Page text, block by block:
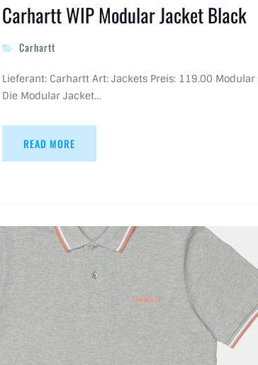
Carhartt WIP Modular Jacket Black
Carhartt
Lieferant: Carhartt Art: Jackets Preis: 119.00
Die Modular Jacket…
READ MORE